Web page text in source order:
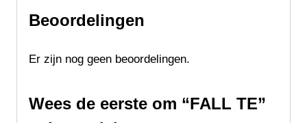
Beoordelingen
Er zijn nog geen beoordelingen.
Wees de eerste om “FALL TE”